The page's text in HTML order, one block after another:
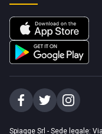
Spiagge Srl - Sede legale: